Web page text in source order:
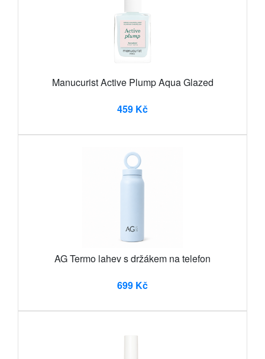
Manucurist Active Plump Aqua Glazed
459 Kč
AG Termo lahev s držákem na telefon
699 Kč